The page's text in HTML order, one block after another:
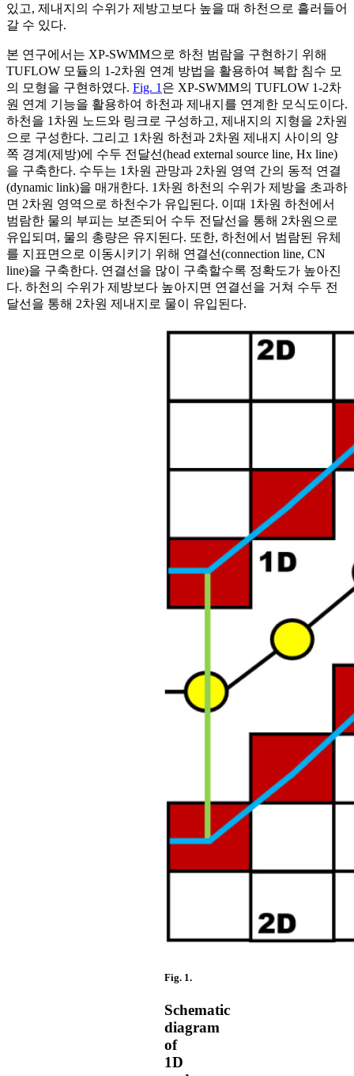
있고, 제내지의 수위가 제방고보다 높을 때 하천으로 흘러들어
갈 수 있다.
본 연구에서는 XP-SWMM으로 하천 범람을 구현하기 위해
TUFLOW 모듈의 1-2차원 연계 방법을 활용하여 복합 침수 모
의 모형을 구현하였다. Fig. 1 은 XP-SWMM의 TUFLOW 1-2차
원 연계 기능을 활용하여 하천과 제내지를 연계한 모식도이다.
하천을 1차원 노드와 링크로 구성하고, 제내지의 지형을 2차원
으로 구성한다. 그리고 1차원 하천과 2차원 제내지 사이의 양
쪽 경계(제방)에 수두 전달선(head external source line, Hx line)
을 구축한다. 수두는 1차원 관망과 2차원 영역 간의 동적 연결
(dynamic link)을 매개한다. 1차원 하천의 수위가 제방을 초과하
면 2차원 영역으로 하천수가 유입된다. 이때 1차원 하천에서
범람한 물의 부피는 보존되어 수두 전달선을 통해 2차원으로
유입되며, 물의 총량은 유지된다. 또한, 하천에서 범람된 유체
를 지표면으로 이동시키기 위해 연결선(connection line, CN
line)을 구축한다. 연결선을 많이 구축할수록 정확도가 높아진
다. 하천의 수위가 제방보다 높아지면 연결선을 거쳐 수두 전
달선을 통해 2차원 제내지로 물이 유입된다.
Fig. 1.
Schematic
diagram
of
1D